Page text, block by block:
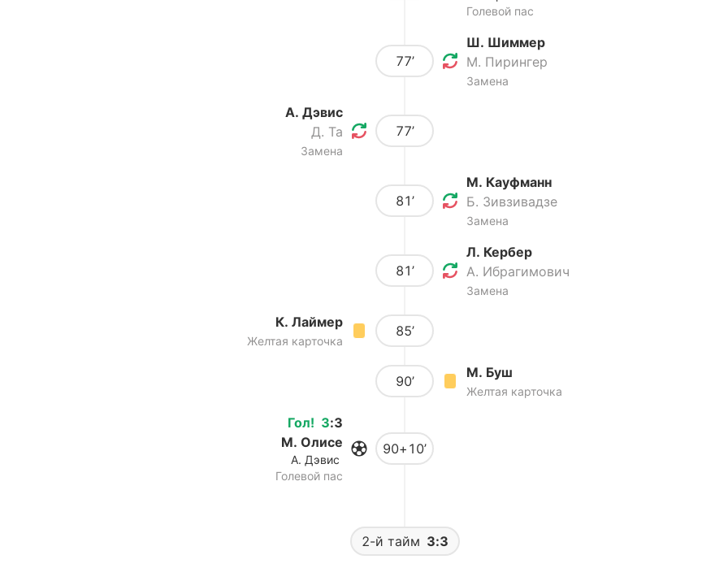
Голевой пас
77’
Ш. Шиммер
М. Пирингер
Замена
А. Дэвис
Д. Та
Замена
77’
81’
М. Кауфманн
Б. Зивзивадзе
Замена
81’
Л. Кербер
А. Ибрагимович
Замена
К. Лаймер
Желтая карточка
85’
90’
М. Буш
Желтая карточка
Гол! 3:3
М. Олисе
А. Дэвис
Голевой пас
90+10’
2-й тайм 3:3